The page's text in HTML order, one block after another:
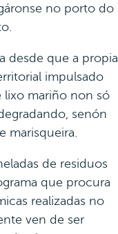
no porto do
desde que a propia
impulsado
lixo mariño non só
senón
marisqueira.
de residuos
que procura
realizadas no
ven de ser